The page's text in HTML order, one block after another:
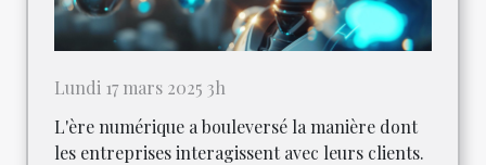
Lundi 17 mars 2025 3h
L'ère numérique a bouleversé la manière dont
les entreprises interagissent avec leurs clients.